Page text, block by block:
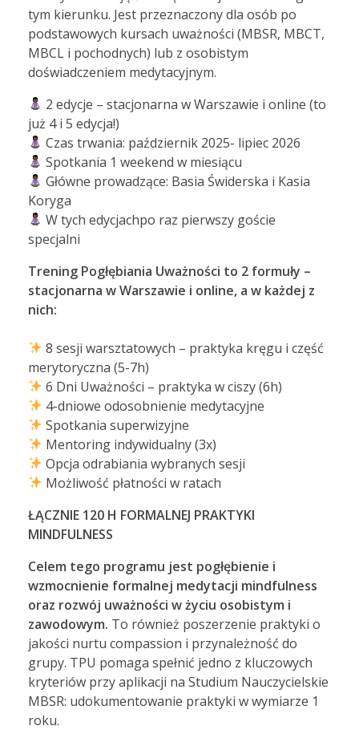
tym kierunku. Jest przeznaczony dla osób po
podstawowych kursach uważności (MBSR, MBCT,
MBCL i pochodnych) lub z osobistym
doświadczeniem medytacyjnym.
2 edycje – stacjonarna w Warszawie i online (to
już 4 i 5 edycja!)
Czas trwania: październik 2025- lipiec 2026
Spotkania 1 weekend w miesiącu
Główne prowadzące: Basia Świderska i Kasia
Koryga
W tych edycjachpo raz pierwszy goście
specjalni
Trening Pogłębiania Uważności to 2 formuły –
stacjonarna w Warszawie i online, a w każdej z
nich:
8 sesji warsztatowych – praktyka kręgu i część
merytoryczna (5-7h)
6 Dni Uważności – praktyka w ciszy (6h)
4-dniowe odosobnienie medytacyjne
Spotkania superwizyjne
Mentoring indywidualny (3x)
Opcja odrabiania wybranych sesji
Możliwość płatności w ratach
ŁĄCZNIE 120 H FORMALNEJ PRAKTYKI
MINDFULNESS
Celem tego programu jest pogłębienie i
wzmocnienie formalnej medytacji mindfulness
oraz rozwój uważności w życiu osobistym i
zawodowym. To również poszerzenie praktyki o
jakości nurtu compassion i przynależność do
grupy. TPU pomaga spełnić jedno z kluczowych
kryteriów przy aplikacji na Studium Nauczycielskie
MBSR: udokumentowanie praktyki w wymiarze 1
roku.